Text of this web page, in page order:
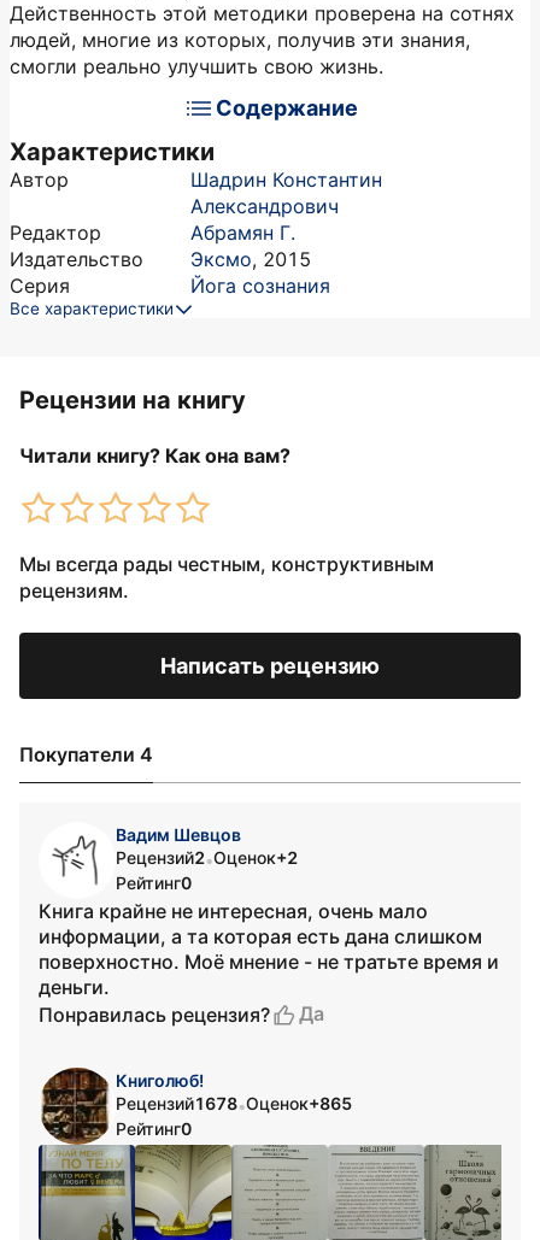
Действенность этой методики проверена на сотнях
людей, многие из которых, получив эти знания,
смогли реально улучшить свою жизнь.
Содержание
Характеристики
Автор
Шадрин Константин
Александрович
Редактор
Абрамян Г.
Издательство
Эксмо, 2015
Серия
Йога сознания
Все характеристики
Рецензии на книгу
Читали книгу? Как она вам?
Мы всегда рады честным, конструктивным
рецензиям.
Написать рецензию
Покупатели 4
Вадим Шевцов
Рецензий2•Оценок+2
Рейтинг0
Книга крайне не интересная, очень мало
информации, а та которая есть дана слишком
поверхностно. Моё мнение - не тратьте время и
деньги.
Понравилась рецензия?
Да
Книголюб!
Рецензий1678•Оценок+865
Рейтинг0